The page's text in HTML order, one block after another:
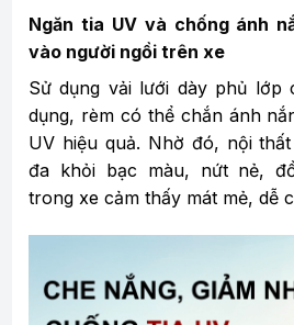
Ngăn tia UV và chống ánh
vào người ngồi trên xe
Sử dụng vải lưới dày phủ lớp
dụng, rèm có thể chắn ánh
UV hiệu quả. Nhờ đó, nội
đa khỏi bạc màu, nứt nẻ,
trong xe cảm thấy mát mẻ, dễ